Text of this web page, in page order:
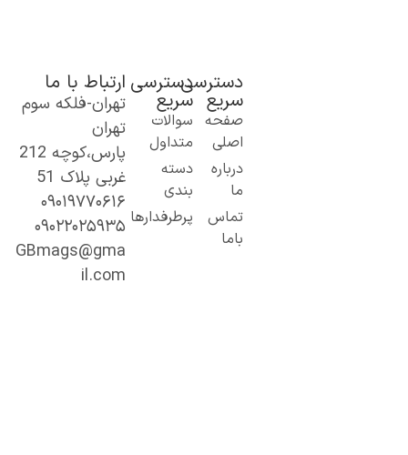
دسترسی
سریع
صفحه
اصلی
درباره
تماس
دسترسی
سریع
سوالات
متداول
دسته
بندی
پرطرفدارها
ارتباط با ما
تهران-فلکه سوم
تهران
پارس،کوچه 212
غربی پلاک 51
۰۹۰۱۹۷۷۰۶۱۶
۰۹۰۲۲۰۲۵۹۳۵
GBmags@gma
il.com